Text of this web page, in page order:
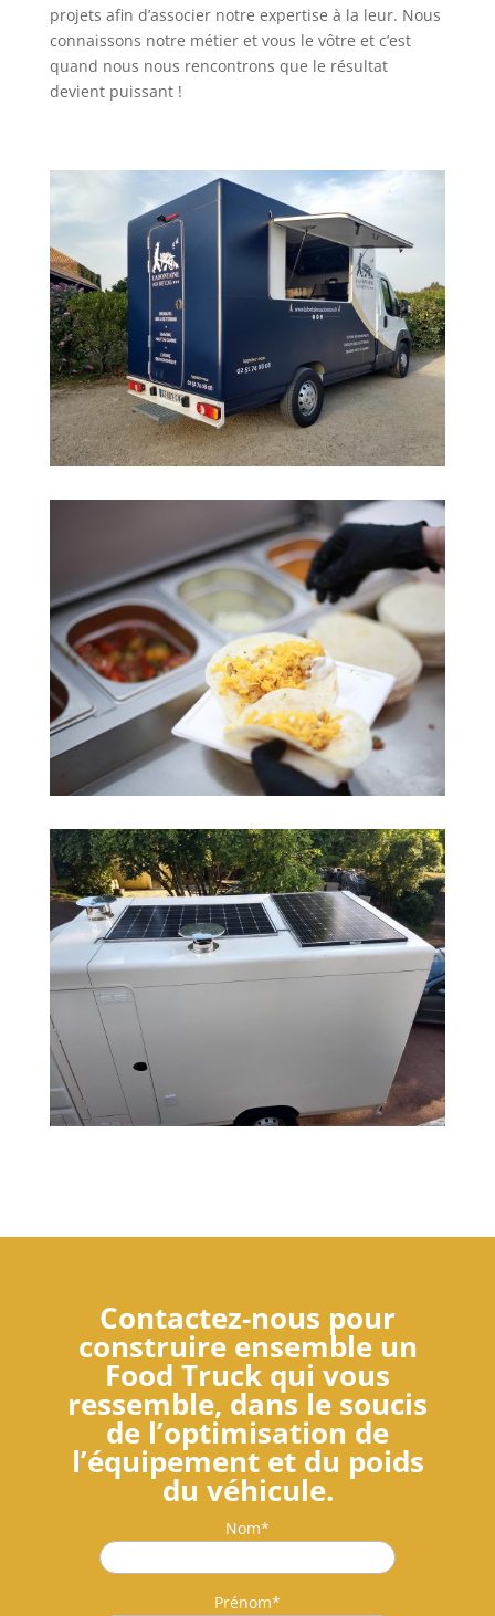
projets afin d’associer notre expertise à la leur. Nous
connaissons notre métier et vous le vôtre et c’est
quand nous nous rencontrons que le résultat
devient puissant !
Contactez-nous pour
construire ensemble un
Food Truck qui vous
ressemble, dans le soucis
de l’optimisation de
l’équipement et du poids
du véhicule.
Nom*
Prénom*